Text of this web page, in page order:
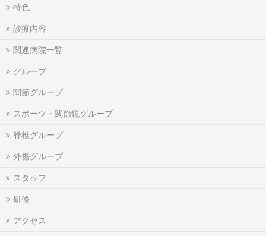
特色
診療内容
関連病院一覧
グループ
関節グループ
スポーツ・関節鏡グループ
脊椎グループ
外傷グループ
スタッフ
研修
アクセス